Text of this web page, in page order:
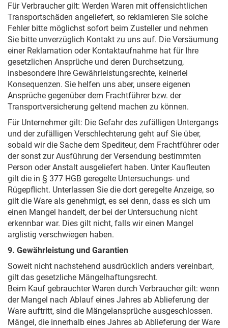
Für Verbraucher gilt: Werden Waren mit offensichtlichen
Transportschäden angeliefert, so reklamieren Sie solche
Fehler bitte möglichst sofort beim Zusteller und nehmen
Sie bitte unverzüglich Kontakt zu uns auf. Die Versäumung
einer Reklamation oder Kontaktaufnahme hat für Ihre
gesetzlichen Ansprüche und deren Durchsetzung,
insbesondere Ihre Gewährleistungsrechte, keinerlei
Konsequenzen. Sie helfen uns aber, unsere eigenen
Ansprüche gegenüber dem Frachtführer bzw. der
Transportversicherung geltend machen zu können.
Für Unternehmer gilt: Die Gefahr des zufälligen Untergangs
und der zufälligen Verschlechterung geht auf Sie über,
sobald wir die Sache dem Spediteur, dem Frachtführer oder
der sonst zur Ausführung der Versendung bestimmten
Person oder Anstalt ausgeliefert haben. Unter Kaufleuten
gilt die in § 377 HGB geregelte Untersuchungs- und
Rügepflicht. Unterlassen Sie die dort geregelte Anzeige, so
gilt die Ware als genehmigt, es sei denn, dass es sich um
einen Mangel handelt, der bei der Untersuchung nicht
erkennbar war. Dies gilt nicht, falls wir einen Mangel
arglistig verschwiegen haben.
9. Gewährleistung und Garantien
Soweit nicht nachstehend ausdrücklich anders vereinbart,
gilt das gesetzliche Mängelhaftungsrecht.
Beim Kauf gebrauchter Waren durch Verbraucher gilt: wenn
der Mangel nach Ablauf eines Jahres ab Ablieferung der
Ware auftritt, sind die Mängelansprüche ausgeschlossen.
Mängel, die innerhalb eines Jahres ab Ablieferung der Ware